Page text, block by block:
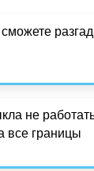
не
все границы